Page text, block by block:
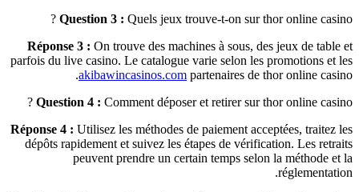
Question 3 : Quels jeux trouve-t-on sur thor online casino ?
Réponse 3 : On trouve des machines à sous, des jeux de table et
parfois du live casino. Le catalogue varie selon les promotions et les
akibawincasinos.com partenaires de thor online casino.
Question 4 : Comment déposer et retirer sur thor online casino ?
Réponse 4 : Utilisez les méthodes de paiement acceptées, traitez les
dépôts rapidement et suivez les étapes de vérification. Les retraits
peuvent prendre un certain temps selon la méthode et la
réglementation.